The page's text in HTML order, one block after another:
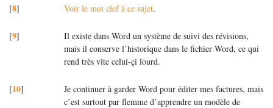
[8] Voir le mot clef à ce sujet.
[9]
Il existe dans Word un système de suivi des révisions,
mais il conserve l’historique dans le fichier Word, ce qui
rend très vite celui-çi lourd.
[10]
Je continuer à garder Word pour éditer mes factures, mais
c’est surtout par flemme d’apprendre un modèle de